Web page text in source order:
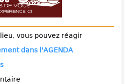
vous pouvez réagir
dans l'AGENDA